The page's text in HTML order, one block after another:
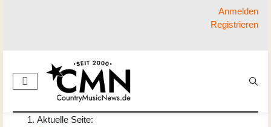
Anmelden
Registrieren
Aktuelle Seite: